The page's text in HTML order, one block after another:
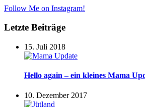
Follow Me on Instagram!
Letzte Beiträge
15. Juli 2018
Hello again – ein kleines Mama
10. Dezember 2017